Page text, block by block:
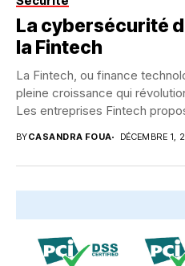
La cybersécurité
la Fintech
La Fintech, ou finance
pleine croissance qui
Les entreprises Fintech
BYCASANDRA FOUA DÉCEMBRE 1,